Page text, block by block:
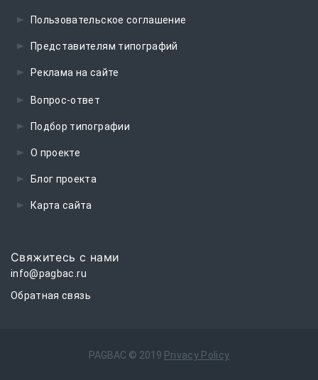
Пользовательское соглашение
Представителям типографий
Реклама на сайте
Вопрос-ответ
Подбор типографии
О проекте
Блог проекта
Карта сайта
Свяжитесь с нами
info@pagbac.ru
Обратная связь
PAGBAC © 2019 Privacy Policy